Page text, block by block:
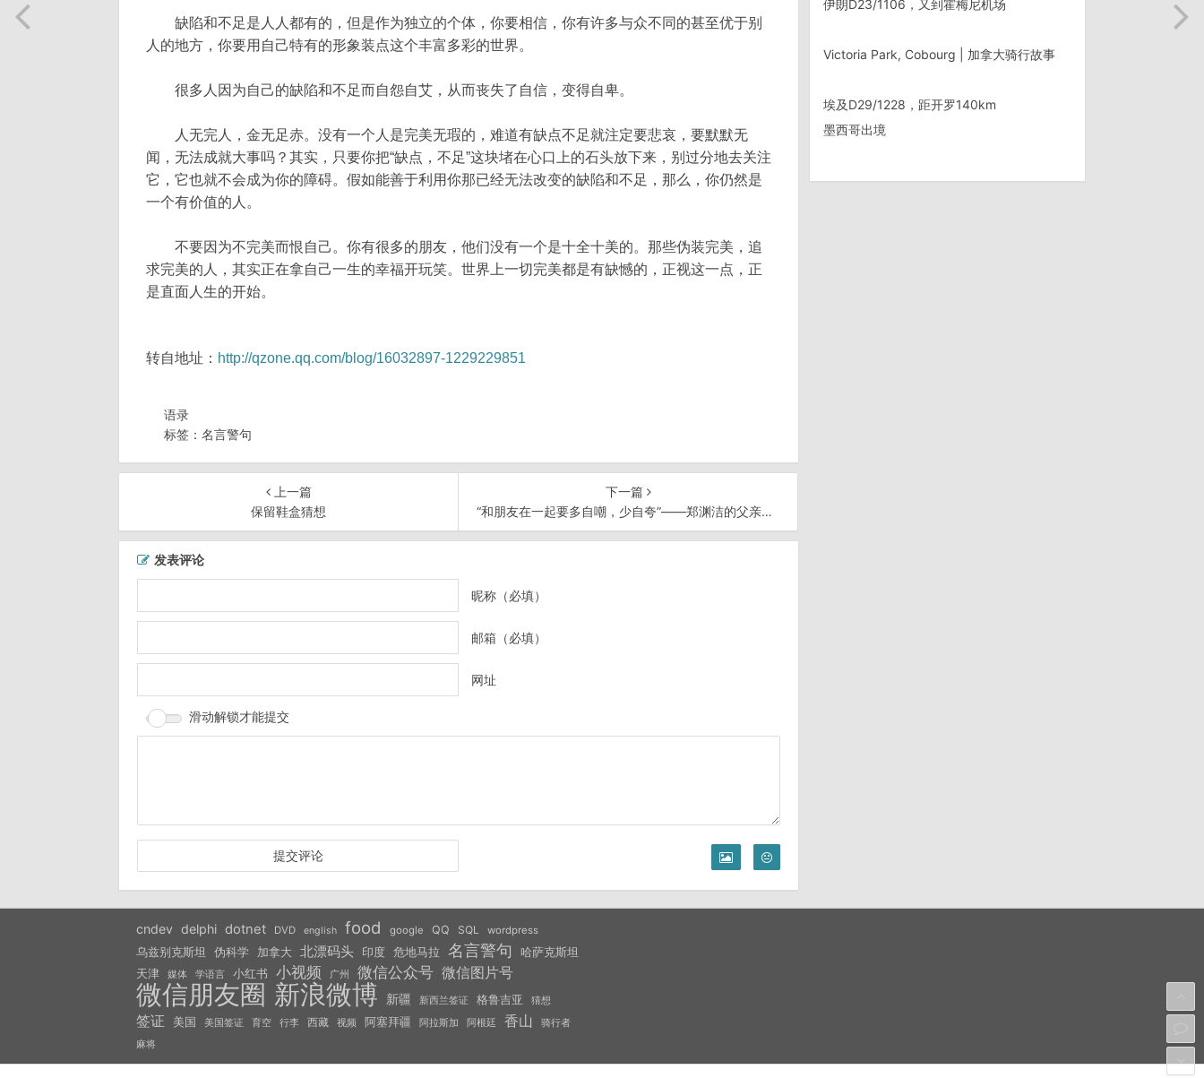
缺陷和不足是人人都有的，但是作为独立的个体，你要相信，你有许多与众不同的甚至优于别
人的地方，你要用自己特有的形象装点这个丰富多彩的世界。
很多人因为自己的缺陷和不足而自怨自艾，从而丧失了自信，变得自卑。
人无完人，金无足赤。没有一个人是完美无瑕的，难道有缺点不足就注定要悲哀，要默默无
闻，无法成就大事吗？其实，只要你把“缺点，不足”这块堵在心口上的石头放下来，别过分地去关注
它，它也就不会成为你的障碍。假如能善于利用你那已经无法改变的缺陷和不足，那么，你仍然是
一个有价值的人。
不要因为不完美而恨自己。你有很多的朋友，他们没有一个是十全十美的。那些伪装完美，追
求完美的人，其实正在拿自己一生的幸福开玩笑。世界上一切完美都是有缺憾的，正视这一点，正
是直面人生的开始。
转自地址： http://qzone.qq.com/blog/16032897-1229229851
语录
标签： 名言警句
上一篇
保留鞋盒猜想
下一篇
“和朋友在一起要多自嘲，少自夸”——郑渊洁的父亲郑洪升
发表评论
昵称（必填）
邮箱（必填）
网址
滑动解锁才能提交
伊朗D23/1106，又到霍梅尼机场
Victoria Park, Cobourg | 加拿大骑行故事
埃及D29/1228，距开罗140km
墨西哥出境
cndev delphi dotnet DVD english food google QQ SQL wordpress
乌兹别克斯坦 伪科学 加拿大 北漂码头 印度 危地马拉 名言警句 哈萨克斯坦
天津 媒体 学语言 小红书 小视频 广州 微信公众号 微信图片号
微信朋友圈 新浪微博 新疆 新西兰签证 格鲁吉亚 猜想
签证 美国 美国签证 育空 行李 西藏 视频 阿塞拜疆 阿拉斯加 阿根廷 香山
骑行者
麻将